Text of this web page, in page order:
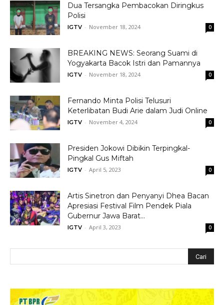
Dua Tersangka Pembacokan Diringkus
Polisi
IGTV - November 18, 2024 0
BREAKING NEWS: Seorang Suami di
Yogyakarta Bacok Istri dan Pamannya
IGTV - November 18, 2024 0
Fernando Minta Polisi Telusuri
Keterlibatan Budi Arie dalam Judi Online
IGTV - November 4, 2024 0
Presiden Jokowi Dibikin Terpingkal-
Pingkal Gus Miftah
IGTV - April 5, 2023 0
Artis Sinetron dan Penyanyi Dhea Bacan
Apresiasi Festival Film Pendek Piala
Gubernur Jawa Barat...
IGTV - April 3, 2023 0